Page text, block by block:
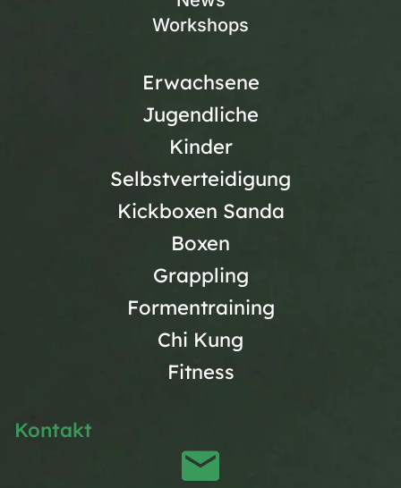
Workshops
Erwachsene
Jugendliche
Kinder
Selbstverteidigung
Kickboxen Sanda
Boxen
Grappling
Formentraining
Chi Kung
Fitness
Kontakt